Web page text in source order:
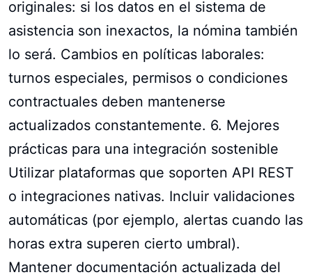
originales: si los datos en el sistema de
asistencia son inexactos, la nómina también
lo será. Cambios en políticas laborales:
turnos especiales, permisos o condiciones
contractuales deben mantenerse
actualizados constantemente. 6. Mejores
prácticas para una integración sostenible
Utilizar plataformas que soporten API REST
o integraciones nativas. Incluir validaciones
automáticas (por ejemplo, alertas cuando las
horas extra superen cierto umbral).
Mantener documentación actualizada del